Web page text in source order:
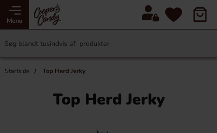
Menu
Startside Top Herd Jerky
Top Herd Jerky